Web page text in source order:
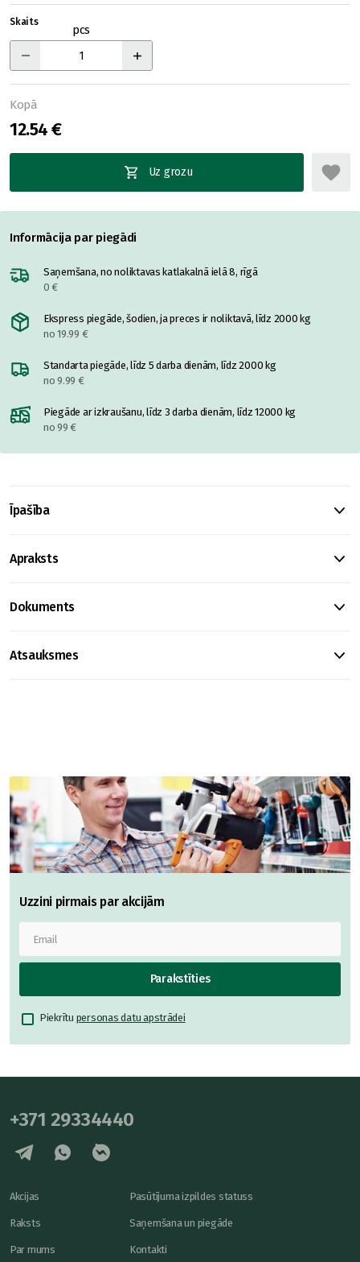
Skaits
pcs
Kopā
12.54 €
Uz grozu
Informācija par piegādi
Saņemšana, no noliktavas katlakalnā ielā 8, rīgā
0 €
Ekspress piegāde, šodien, ja preces ir noliktavā, līdz 2000 kg
no 19.99 €
Standarta piegāde, līdz 5 darba dienām, līdz 2000 kg
no 9.99 €
Piegāde ar izkraušanu, līdz 3 darba dienām, līdz 12000 kg
no 99 €
Īpašība
Apraksts
Dokuments
Atsauksmes
Uzzini pirmais par akcijām
Parakstīties
Piekrītu personas datu apstrādei
+371 29334440
Akcijas
Raksts
Par mums
Pasūtījuma izpildes statuss
Saņemšana un piegāde
Kontakti